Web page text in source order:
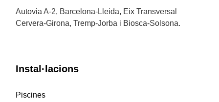
Autovia A-2, Barcelona-Lleida, Eix Transversal
Cervera-Girona, Tremp-Jorba i Biosca-Solsona.
Instal·lacions
Piscines